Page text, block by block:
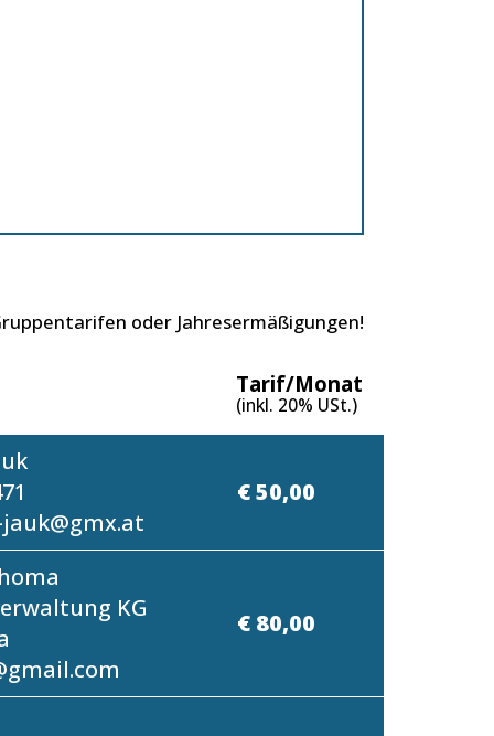
oder Jahresermäßigungen!
Tarif/Monat
(inkl. 20% USt.)
€ 50,00
KG
€ 80,00